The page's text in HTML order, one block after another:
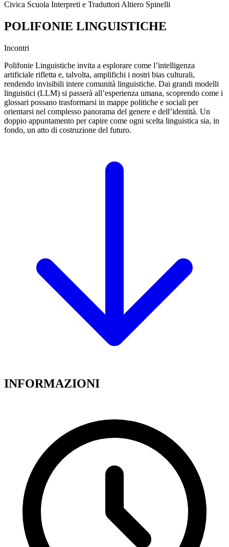
Civica Scuola Interpreti e Traduttori Altiero Spinelli
POLIFONIE LINGUISTICHE
Incontri
Polifonie Linguistiche invita a esplorare come l’intelligenza
artificiale rifletta e, talvolta, amplifichi i nostri bias culturali,
rendendo invisibili intere comunità linguistiche. Dai grandi modelli
linguistici (LLM) si passerà all’esperienza umana, scoprendo come i
glossari possano trasformarsi in mappe politiche e sociali per
orientarsi nel complesso panorama del genere e dell’identità. Un
doppio appuntamento per capire come ogni scelta linguistica sia, in
fondo, un atto di costruzione del futuro.
INFORMAZIONI